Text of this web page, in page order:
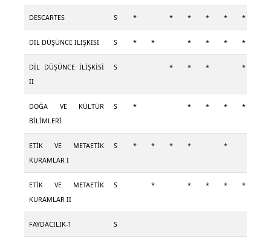
DESCARTES S * * * * * *
DİL DÜŞÜNCE İLİŞKİSİ S * * * * * *
DİL DÜŞÜNCE İLİŞKİSİ
II
S * * * *
DOĞA VE KÜLTÜR
BİLİMLERİ
S * * * * *
ETİK VE METAETİK
KURAMLAR I
S * * * * *
ETİK VE METAETİK
KURAMLAR II
S * * * * *
FAYDACILIK-1 S